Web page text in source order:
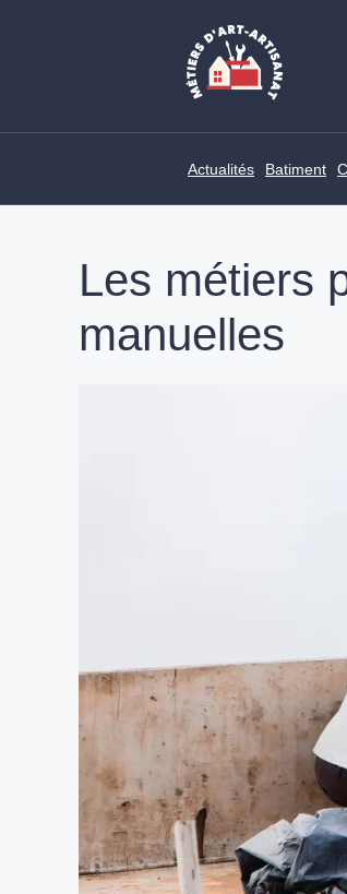
Actualités Batiment
Les métiers
manuelles